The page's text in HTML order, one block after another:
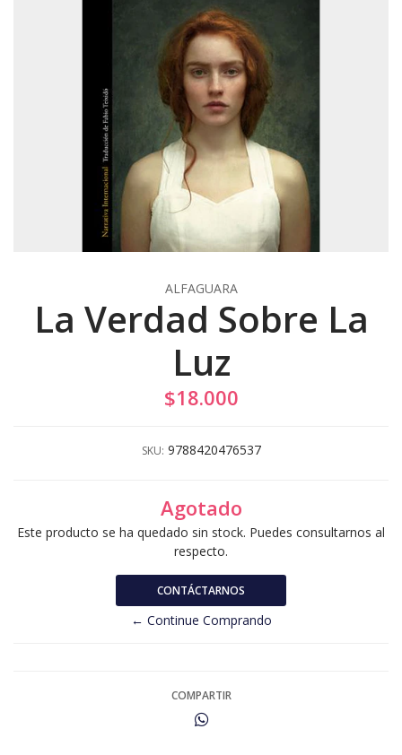
ALFAGUARA
La Verdad Sobre La
Luz
$18.000
SKU: 9788420476537
Agotado
Este producto se ha quedado sin stock. Puedes consultarnos al
respecto.
CONTÁCTARNOS
← Continue Comprando
COMPARTIR